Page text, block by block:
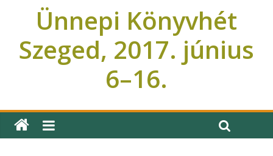
Ünnepi Könyvhét
Szeged, 2017. június
6–16.